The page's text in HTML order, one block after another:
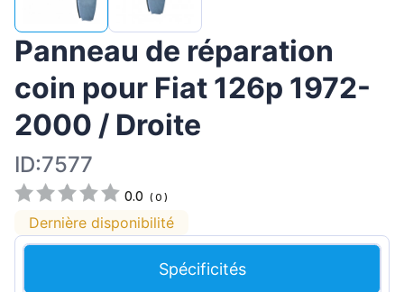
Panneau de réparation
coin pour Fiat 126p 1972-
2000 / Droite
ID:7577
0.0 (0 )
Dernière disponibilité
Spécificités